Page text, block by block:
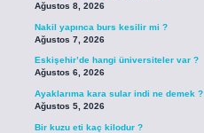
Ağustos 8, 2026
Nakil yapınca burs kesilir mi ?
Ağustos 7, 2026
Eskişehir’de hangi üniversiteler var ?
Ağustos 6, 2026
Ayaklarıma kara sular indi ne demek ?
Ağustos 5, 2026
Bir kuzu eti kaç kilodur ?